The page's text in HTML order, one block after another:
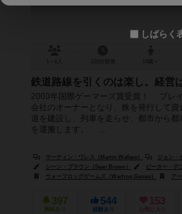
鉄道路線を引くのは楽し。経営
2003年国際ゲーマーズ賞受賞！ プレ
会社のオーナーとなり、株を発行して資
道を建設し、列車を走らせ、都市から都
を運搬します。 ...
マーティン・ワレス（Martin Wallace）
ジョン・ボー
シーン・ブラウン（Sean Brown）
ピーター・デニ
ウォーフロッグゲームズ（Warfrog Games）
アー
397
興味あり
544
経験あり
153
お気に入り
しばらく